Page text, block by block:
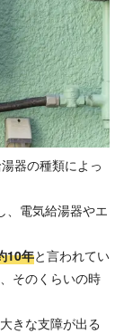
器の種類によっ
、電気給湯器やエ
10年と言われてい
そのくらいの時
きな支障が出る